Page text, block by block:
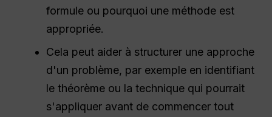
formule ou pourquoi une méthode est
appropriée.
Cela peut aider à structurer une approche
d'un problème, par exemple en identifiant
le théorème ou la technique qui pourrait
s'appliquer avant de commencer tout